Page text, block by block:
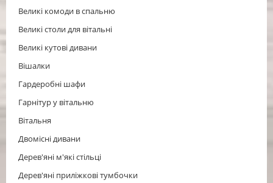
Великі комоди в спальню
Великі столи для вітальні
Великі кутові дивани
Вішалки
Гардеробні шафи
Гарнітур у вітальню
Вітальня
Двомісні дивани
Дерев'яні м'які стільці
Дерев'яні приліжкові тумбочки